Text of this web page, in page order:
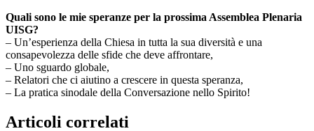
Quali sono le mie speranze per la prossima Assemblea Plenaria
UISG?
– Un’esperienza della Chiesa in tutta la sua diversità e una
consapevolezza delle sfide che deve affrontare,
– Uno sguardo globale,
– Relatori che ci aiutino a crescere in questa speranza,
– La pratica sinodale della Conversazione nello Spirito!
Articoli correlati